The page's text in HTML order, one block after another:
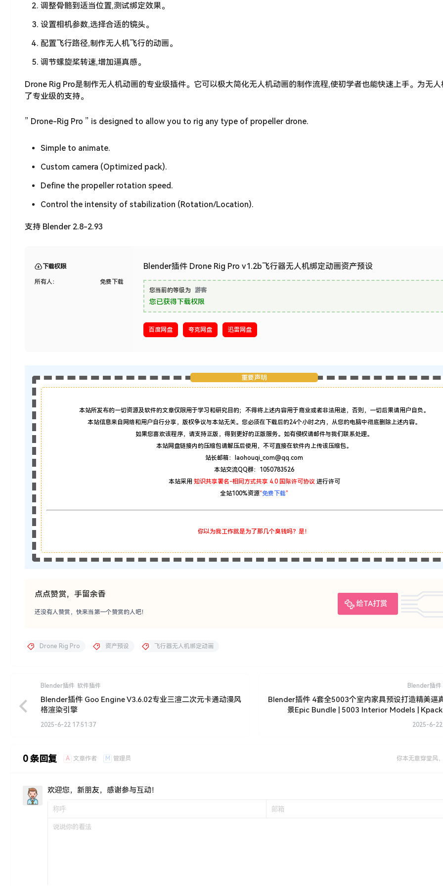
调整骨骼到适当位置,测试绑定效果。
设置相机参数,选择合适的镜头。
配置飞行路径,制作无人机飞行的动画。
调节螺旋桨转速,增加逼真感。
Drone Rig Pro是制作无人机动画的专业级插件。它可以极大简化无人机动画的制作流程,使初学者也能快速上手。为无
了专业级的支持。
” Drone-Rig Pro ” is designed to allow you to rig any type of propeller drone.
Simple to animate.
Custom camera (Optimized pack).
Define the propeller rotation speed.
Control the intensity of stabilization (Rotation/Location).
支持 Blender 2.8-2.93
下载权限
所有人： 免费下载
Blender插件 Drone Rig Pro v1.2b飞行器无人机绑定动画资产预设
您当前的等级为 游客
您已获得下载权限
百度网盘 夸克网盘 迅雷网盘
重要声明
本站所发布的一切资源及软件的文章仅限用于学习和研究目的；不得将上述内容用于商业或者非法用途，否则，一切后果请用户自负。
本站信息来自网络和用户自行分享，版权争议与本站无关。您必须在下载后的24个小时之内，从您的电脑中彻底删除上述内容。
如果您喜欢该程序，请支持正版，得到更好的正版服务。如有侵权请邮件与我们联系处理。
本站网盘链接内的压缩包请解压后使用，不可直接在软件内上传该压缩包。
站长邮箱：laohouqi_com@qq.com
本站交流QQ群：1050783526
本站采用 知识共享署名-相同方式共享 4.0 国际许可协议 进行许可
全站100%资源“免费下载”
你以为我工作就是为了那几个臭钱吗？是！
点点赞赏，手留余香
给TA打赏
还没有人赞赏，快来当第一个赞赏的人吧！
Drone Rig Pro 资产预设 飞行器无人机绑定动画
Blender插件 软件插件
Blender插件 Goo Engine V3.6.02专业三渲二次元卡通动漫风
格渲染引擎
2025-6-22 17:51:37
Blender插件
Blender插件 4套全5003个室内家具预设打造精美逼
景Epic Bundle | 5003 Interior Models |
2025-6-
0 条回复 A 文章作者 M 管理员 你本无意穿堂风
欢迎您，新朋友，感谢参与互动！